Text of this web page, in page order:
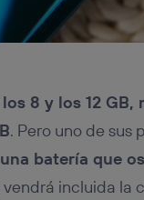
8 y los 12 GB,
. Pero uno de sus
una batería que
incluida la